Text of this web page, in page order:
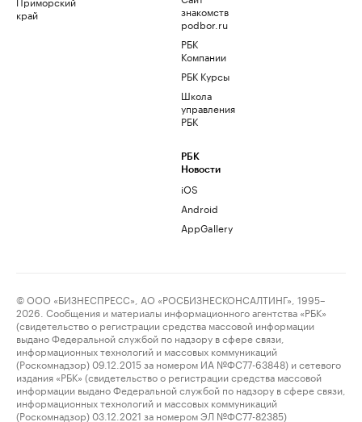
край
знакомств
podbor.ru
РБК
Компании
РБК Курсы
Школа
управления
РБК
РБК
Новости
iOS
Android
AppGallery
© ООО «БИЗНЕСПРЕСС», АО «РОСБИЗНЕСКОНСАЛТИНГ», 1995–
2026. Сообщения и материалы информационного агентства «РБК»
(свидетельство о регистрации средства массовой информации
выдано Федеральной службой по надзору в сфере связи,
информационных технологий и массовых коммуникаций
(Роскомнадзор) 09.12.2015 за номером ИА №ФС77-63848) и сетевого
издания «РБК» (свидетельство о регистрации средства массовой
информации выдано Федеральной службой по надзору в сфере связи,
информационных технологий и массовых коммуникаций
(Роскомнадзор) 03.12.2021 за номером ЭЛ №ФС77-82385)